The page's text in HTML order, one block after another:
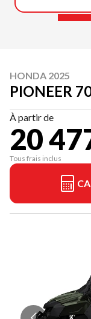
HONDA 2025
PIONEER
À partir de
20
Tous frais inclus